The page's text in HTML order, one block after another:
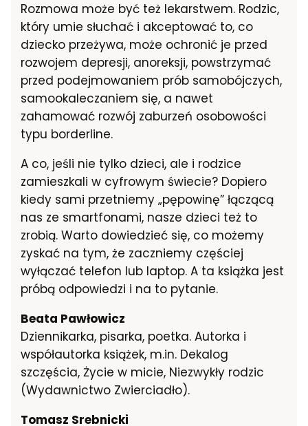
Rozmowa może być też lekarstwem. Rodzic,
który umie słuchać i akceptować to, co
dziecko przeżywa, może ochronić je przed
rozwojem depresji, anoreksji, powstrzymać
przed podejmowaniem prób samobójczych,
samookaleczaniem się, a nawet
zahamować rozwój zaburzeń osobowości
typu borderline.
A co, jeśli nie tylko dzieci, ale i rodzice
zamieszkali w cyfrowym świecie? Dopiero
kiedy sami przetniemy „pępowinę” łączącą
nas ze smartfonami, nasze dzieci też to
zrobią. Warto dowiedzieć się, co możemy
zyskać na tym, że zaczniemy częściej
wyłączać telefon lub laptop. A ta książka jest
próbą odpowiedzi i na to pytanie.
Beata Pawłowicz
Dziennikarka, pisarka, poetka. Autorka i
współautorka książek, m.in. Dekalog
szczęścia, Życie w micie, Niezwykły rodzic
(Wydawnictwo Zwierciadło).
Tomasz Srebnicki